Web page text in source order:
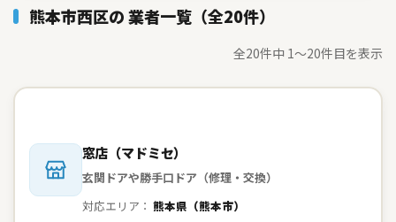
熊本市西区の 業者一覧（全20件）
全20件中 1〜20件目を表示
会社名：
窓店（マドミセ）
玄関ドアや勝手口ドア（修理・交換）
対応エリア： 熊本県（熊本市）